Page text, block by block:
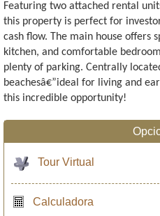
Featuring two attached rental
this property is perfect for
cash flow. The main house offers
kitchen, and comfortable
plenty of parking. Centrally
beachesâ€”ideal for living and
this incredible opportunity!
Tour Virtual
Calculadora